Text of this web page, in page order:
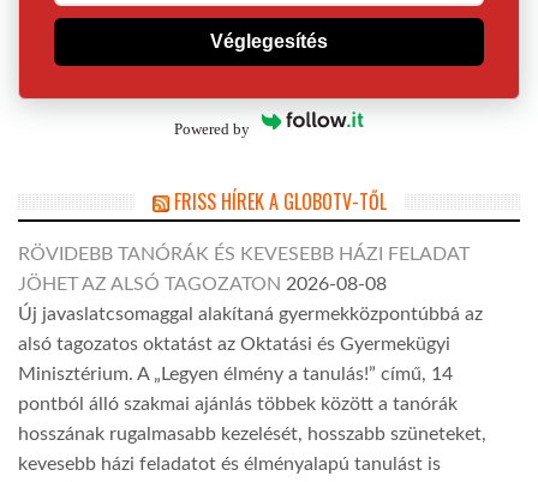
Véglegesítés
Powered by
FRISS HÍREK A GLOBOTV-TŐL
RÖVIDEBB TANÓRÁK ÉS KEVESEBB HÁZI FELADAT
JÖHET AZ ALSÓ TAGOZATON 2026-08-08
Új javaslatcsomaggal alakítaná gyermekközpontúbbá az
alsó tagozatos oktatást az Oktatási és Gyermekügyi
Minisztérium. A „Legyen élmény a tanulás!” című, 14
pontból álló szakmai ajánlás többek között a tanórák
hosszának rugalmasabb kezelését, hosszabb szüneteket,
kevesebb házi feladatot és élményalapú tanulást is